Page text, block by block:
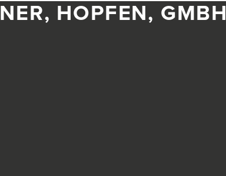
HOPFEN, GMBH